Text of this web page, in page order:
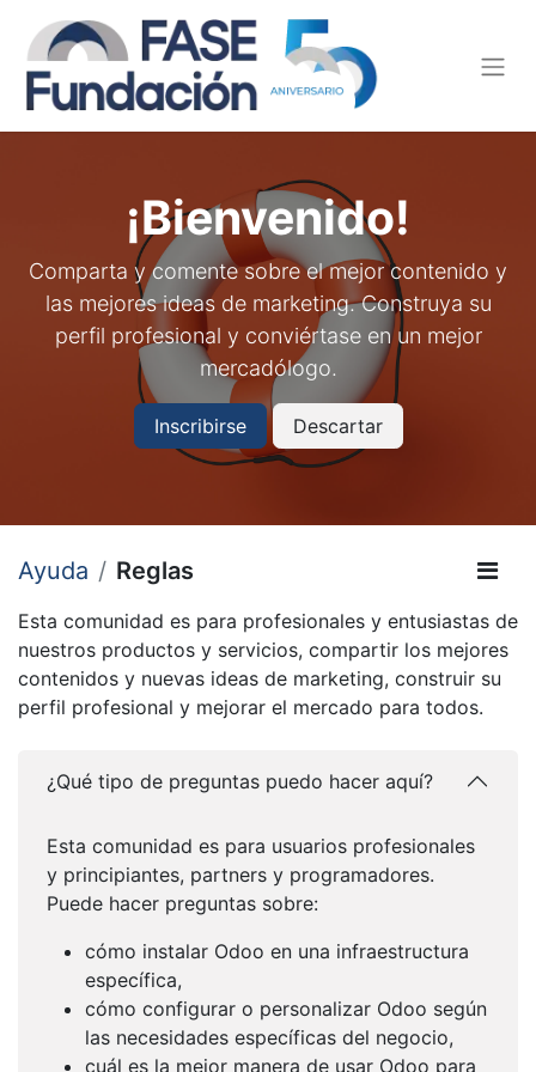
¡Bienvenido!
Comparta y comente sobre el mejor contenido y
las mejores ideas de marketing. Construya su
perfil profesional y conviértase en un mejor
mercadólogo.
Inscribirse Descartar
Ayuda Reglas
Esta comunidad es para profesionales y entusiastas de
nuestros productos y servicios, compartir los mejores
contenidos y nuevas ideas de marketing, construir su
perfil profesional y mejorar el mercado para todos.
¿Qué tipo de preguntas puedo hacer aquí?
Esta comunidad es para usuarios profesionales
y principiantes, partners y programadores.
Puede hacer preguntas sobre:
cómo instalar Odoo en una infraestructura
específica,
cómo configurar o personalizar Odoo según
las necesidades específicas del negocio,
cuál es la mejor manera de usar Odoo para